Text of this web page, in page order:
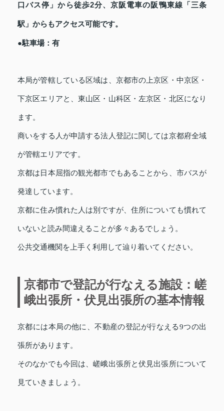
口バス停」から徒歩2分、京阪電車の阪鴨東線「三条
駅」からもアクセス可能です。
●駐車場：有
本局が管轄している区域は、京都市の上京区・中京区・
下京区エリアと、東山区・山科区・左京区・北区になり
ます。
商いをする人が申請する法人登記に関しては京都府全域
が管轄エリアです。
京都は日本屈指の観光都市でもあることから、市バスが
発達しています。
京都に住み慣れた人は別ですが、住所についても慣れて
いないと読み間違えることが多々あるでしょう。
公共交通機関を上手く利用して辿り着いてください。
京都市で登記が行なえる施設：嵯
峨出張所・伏見出張所の基本情報
京都には本局の他に、不動産の登記が行なえる9つの出
張所があります。
そのなかでも今回は、嵯峨出張所と伏見出張所について
見ていきましょう。